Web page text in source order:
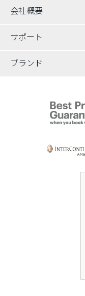
会社概要
サポート
ブランド